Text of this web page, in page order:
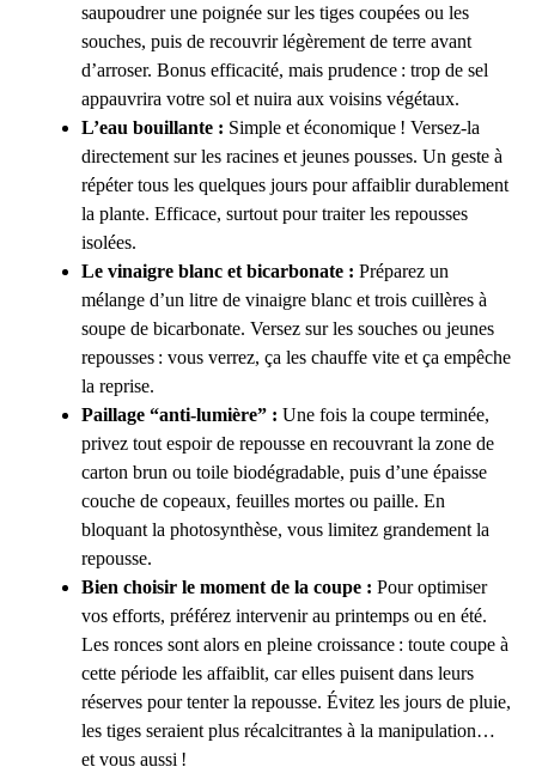
saupoudrer une poignée sur les tiges coupées ou les
souches, puis de recouvrir légèrement de terre avant
d’arroser. Bonus efficacité, mais prudence : trop de sel
appauvrira votre sol et nuira aux voisins végétaux.
L’eau bouillante : Simple et économique ! Versez-la
directement sur les racines et jeunes pousses. Un geste à
répéter tous les quelques jours pour affaiblir durablement
la plante. Efficace, surtout pour traiter les repousses
isolées.
Le vinaigre blanc et bicarbonate : Préparez un
mélange d’un litre de vinaigre blanc et trois cuillères à
soupe de bicarbonate. Versez sur les souches ou jeunes
repousses : vous verrez, ça les chauffe vite et ça empêche
la reprise.
Paillage “anti-lumière” : Une fois la coupe terminée,
privez tout espoir de repousse en recouvrant la zone de
carton brun ou toile biodégradable, puis d’une épaisse
couche de copeaux, feuilles mortes ou paille. En
bloquant la photosynthèse, vous limitez grandement la
repousse.
Bien choisir le moment de la coupe : Pour optimiser
vos efforts, préférez intervenir au printemps ou en été.
Les ronces sont alors en pleine croissance : toute coupe à
cette période les affaiblit, car elles puisent dans leurs
réserves pour tenter la repousse. Évitez les jours de pluie,
les tiges seraient plus récalcitrantes à la manipulation…
et vous aussi !